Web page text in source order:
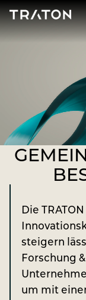
Die
steigern
Forschung
um mit